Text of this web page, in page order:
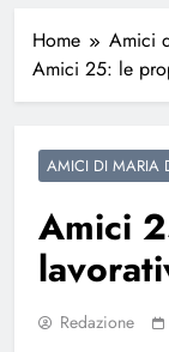
Home
Amici
Amici 25: le
AMICI DI MARIA
Amici
Redazione